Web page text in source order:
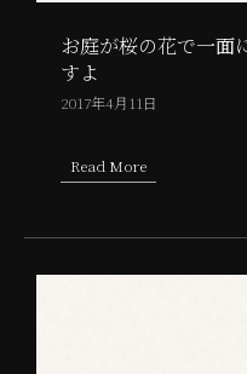
お庭が桜の花で一面
すよ
2017年4月11日
Read More